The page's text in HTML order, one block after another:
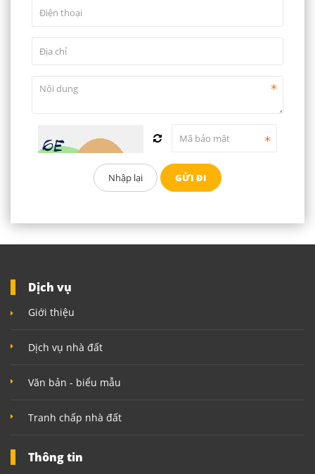
Dịch vụ
Giới thiệu
Dịch vụ nhà đất
Văn bản - biểu mẫu
Tranh chấp nhà đất
Thông tin